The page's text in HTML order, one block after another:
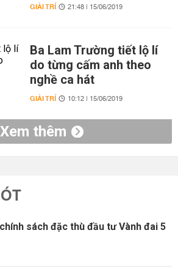
GIẢI TRÍ 21:48 | 15/06/2019
Ba Lam Trường tiết lộ lí
do từng cấm anh theo
nghề ca hát
GIẢI TRÍ 10:12 | 15/06/2019
Xem thêm
sách đặc thù đầu tư Vành đai 5